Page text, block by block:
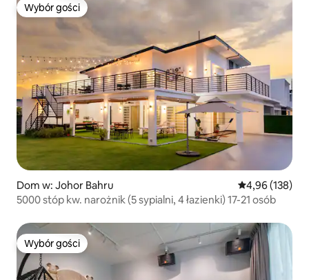
Wybór gości
Wybór gości
Dom w: Johor Bahru Średnia
4,96 (138)
5000 stóp kw. narożnik (5 sypialni, 4 łazienki) 17-21 osób
Wybór gości
Wybór gości